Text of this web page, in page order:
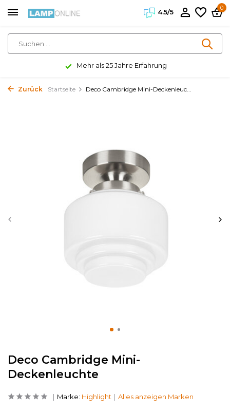
4.5/5
0
Mehr als 25 Jahre Erfahrung
Zurück Startseite Deco Cambridge Mini-Deckenleuc...
Deco Cambridge Mini-
Deckenleuchte
Marke: Highlight Alles anzeigen Marken